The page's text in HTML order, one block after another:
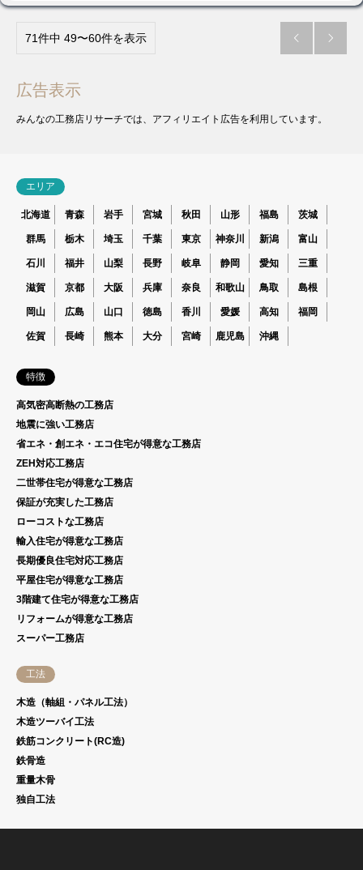
71件中 49〜60件を表示  
広告表示
みんなの工務店リサーチでは、アフィリエイト広告を利用しています。
エリア
北海道 青森 岩手 宮城 秋田 山形 福島 茨城
群馬 栃木 埼玉 千葉 東京 神奈川 新潟 富山
石川 福井 山梨 長野 岐阜 静岡 愛知 三重
滋賀 京都 大阪 兵庫 奈良 和歌山 鳥取 島根
岡山 広島 山口 徳島 香川 愛媛 高知 福岡
佐賀 長崎 熊本 大分 宮崎 鹿児島 沖縄
特徴
高気密高断熱の工務店
地震に強い工務店
省エネ・創エネ・エコ住宅が得意な工務店
ZEH対応工務店
二世帯住宅が得意な工務店
保証が充実した工務店
ローコストな工務店
輸入住宅が得意な工務店
長期優良住宅対応工務店
平屋住宅が得意な工務店
3階建て住宅が得意な工務店
リフォームが得意な工務店
スーパー工務店
工法
木造（軸組・パネル工法）
木造ツーバイ工法
鉄筋コンクリート(RC造)
鉄骨造
重量木骨
独自工法